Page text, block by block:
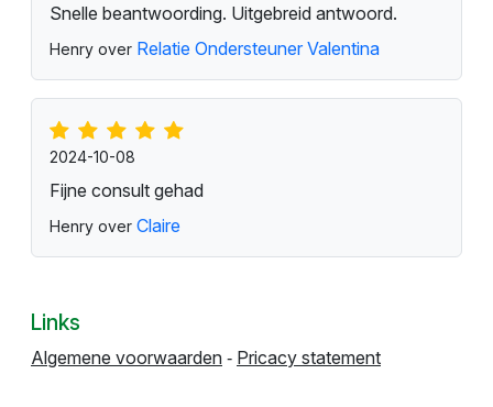
Snelle beantwoording. Uitgebreid antwoord.
Henry over Relatie Ondersteuner Valentina
2024-10-08
Fijne consult gehad
Henry over Claire
Links
Algemene voorwaarden ‐ Pricacy statement